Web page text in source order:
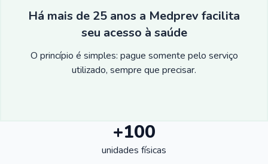
Há mais de 25 anos a Medprev facilita
seu acesso à saúde
O princípio é simples: pague somente pelo serviço
utilizado, sempre que precisar.
+100
unidades físicas